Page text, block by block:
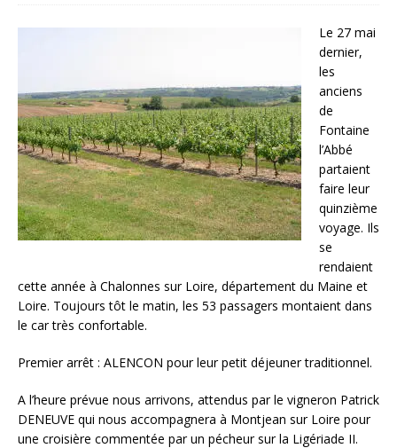
Le 27 mai
dernier,
les
anciens
de
Fontaine
l’Abbé
partaient
faire leur
quinzième
voyage. Ils
se
rendaient
cette année à Chalonnes sur Loire, département du Maine et
Loire. Toujours tôt le matin, les 53 passagers montaient dans
le car très confortable.
Premier arrêt : ALENCON pour leur petit déjeuner traditionnel.
A l’heure prévue nous arrivons, attendus par le vigneron Patrick
DENEUVE qui nous accompagnera à Montjean sur Loire pour
une croisière commentée par un pécheur sur la Ligériade II.